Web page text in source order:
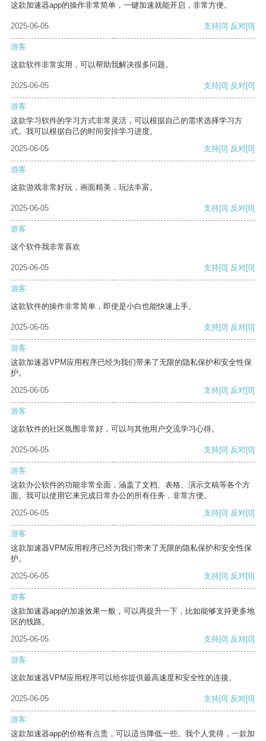
这款加速器app的操作非常简单，一键加速就能开启，非常方便。
2025-06-05 支持[0] 反对[0]
游客
这款软件非常实用，可以帮助我解决很多问题。
2025-06-05 支持[0] 反对[0]
游客
这款学习软件的学习方式非常灵活，可以根据自己的需求选择学习方
式。我可以根据自己的时间安排学习进度。
2025-06-05
支持[0] 反对[0]
游客
这款游戏非常好玩，画面精美，玩法丰富。
2025-06-05 支持[0] 反对[0]
游客
这个软件我非常喜欢
2025-06-05 支持[0] 反对[0]
游客
这款软件的操作非常简单，即使是小白也能快速上手。
2025-06-05 支持[0] 反对[0]
游客
这款加速器VPM应用程序已经为我们带来了无限的隐私保护和安全性保
护。
2025-06-05
支持[0] 反对[0]
游客
这款软件的社区氛围非常好，可以与其他用户交流学习心得。
2025-06-05 支持[0] 反对[0]
游客
这款办公软件的功能非常全面，涵盖了文档、表格、演示文稿等各个方
面。我可以使用它来完成日常办公的所有任务，非常方便。
2025-06-05
支持[0] 反对[0]
游客
这款加速器VPM应用程序已经为我们带来了无限的隐私保护和安全性保
护。
2025-06-05
支持[0] 反对[0]
游客
这款加速器app的加速效果一般，可以再提升一下，比如能够支持更多地
区的线路。
2025-06-05
支持[0] 反对[0]
游客
这款加速器VPM应用程序可以给你提供最高速度和安全性的连接。
2025-06-05 支持[0] 反对[0]
游客
这款加速器app的价格有点贵，可以适当降低一些。我个人觉得，一款加